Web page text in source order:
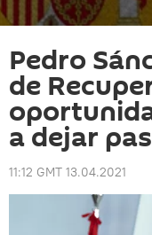
Pedro
de
a dejar
11:12 GMT 13.04.2021